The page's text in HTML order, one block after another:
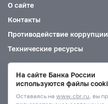
О сайте
Контакты
Противодействие коррупции
Технические ресурсы
Версия для
На сайте Банка России
используются файлы
Оставаясь на www.cbr.ru, вы